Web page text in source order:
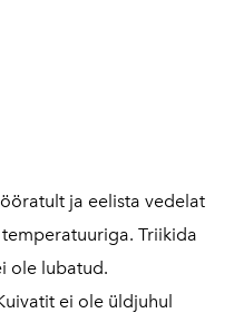
ja eelista vedelat
Triikida
ole lubatud.
ei ole üldjuhul